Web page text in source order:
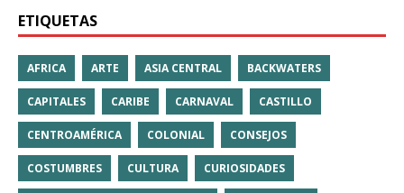
ETIQUETAS
AFRICA ARTE ASIA CENTRAL BACKWATERS
CAPITALES CARIBE CARNAVAL CASTILLO
CENTROAMÉRICA COLONIAL CONSEJOS
COSTUMBRES CULTURA CURIOSIDADES